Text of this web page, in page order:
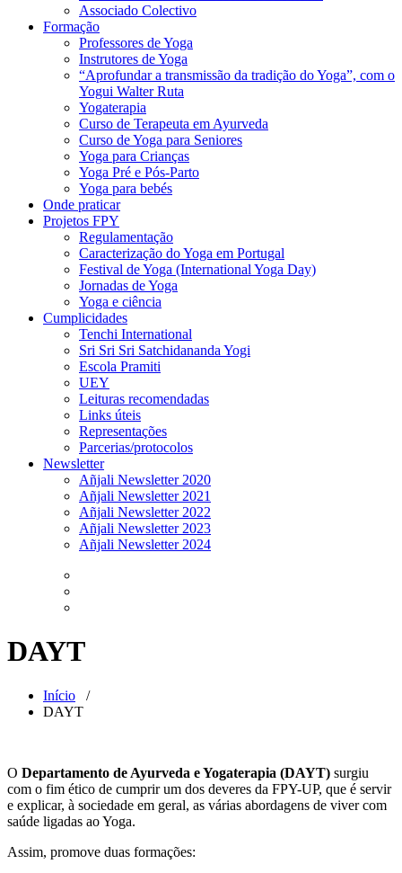
Associado Colectivo
Formação
Professores de Yoga
Instrutores de Yoga
“Aprofundar a transmissão da tradição do Yoga”, com o
Yogui Walter Ruta
Yogaterapia
Curso de Terapeuta em Ayurveda
Curso de Yoga para Seniores
Yoga para Crianças
Yoga Pré e Pós-Parto
Yoga para bebés
Onde praticar
Projetos FPY
Regulamentação
Caracterização do Yoga em Portugal
Festival de Yoga (International Yoga Day)
Jornadas de Yoga
Yoga e ciência
Cumplicidades
Tenchi International
Sri Sri Sri Satchidananda Yogi
Escola Pramiti
UEY
Leituras recomendadas
Links úteis
Representações
Parcerias/protocolos
Newsletter
Añjali Newsletter 2020
Añjali Newsletter 2021
Añjali Newsletter 2022
Añjali Newsletter 2023
Añjali Newsletter 2024
DAYT
Início /
DAYT
O Departamento de Ayurveda e Yogaterapia (DAYT) surgiu
com o fim ético de cumprir um dos deveres da FPY-UP, que é servir
e explicar, à sociedade em geral, as várias abordagens de viver com
saúde ligadas ao Yoga.
Assim, promove duas formações: